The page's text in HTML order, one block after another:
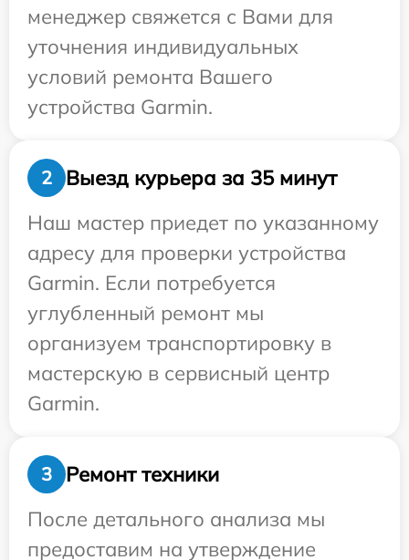
менеджер свяжется с Вами для
уточнения индивидуальных
условий ремонта Вашего
устройства Garmin.
2
Выезд курьера за 35 минут
Наш мастер приедет по указанному
адресу для проверки устройства
Garmin. Если потребуется
углубленный ремонт мы
организуем транспортировку в
мастерскую в сервисный центр
Garmin.
3
Ремонт техники
После детального анализа мы
предоставим на утверждение